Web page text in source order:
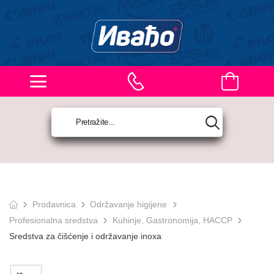
Prodavnica
Održavanje higijene
Profesionalna sredstva
Kuhinje, Gastronomija, HACCP
Sredstva za čišćenje i održavanje inoxa